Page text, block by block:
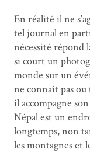
En réalité il ne
tel journal en
nécessité répond
si court un
monde sur un
ne connaît pas
il accompagne
Népal est un
longtemps, non
les montagnes et